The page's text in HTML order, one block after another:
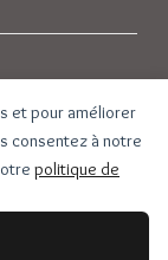
et pour améliorer
consentez à notre
politique de